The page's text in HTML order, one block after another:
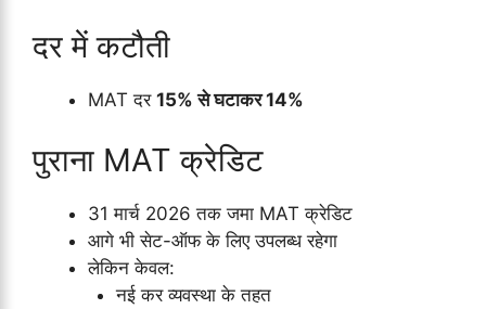
दर में कटौती
MAT दर 15% से घटाकर 14%
पुराना MAT क्रेडिट
31 मार्च 2026 तक जमा MAT क्रेडिट
आगे भी सेट-ऑफ के लिए उपलब्ध रहेगा
लेकिन केवल:
नई कर व्यवस्था के तहत